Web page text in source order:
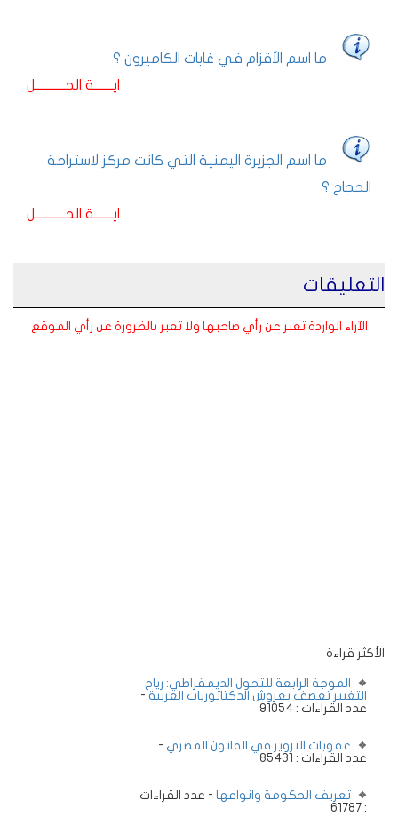
ما اسم الأقزام في غابات الكاميرون ؟
ايـــــــة الحـــــــــــل
ما اسم الجزيرة اليمنية التي كانت مركز لاستراحة
الحجاج ؟
ايـــــــة الحـــــــــــل
التعليقات
الآراء الواردة تعبر عن رأي صاحبها ولا تعبر بالضرورة عن رأي الموقع
الأكثر قراءة
الموجة الرابعة للتحول الديمقراطي: رياح
التغيير تعصف بعروش الدكتاتوريات العربية -
عدد القراءات : 91054
عقوبات التزوير في القانون المصري -
عدد القراءات : 85431
تعريف الحكومة وانواعها - عدد القراءات
: 61787